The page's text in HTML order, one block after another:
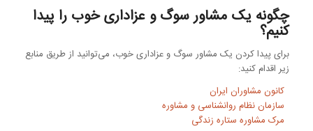
چگونه یک مشاور سوگ و عزاداری خوب را پیدا
کنیم؟
برای پیدا کردن یک مشاور سوگ و عزاداری خوب، می‌توانید از طریق منابع
زیر اقدام کنید:
کانون مشاوران ایران
سازمان نظام روانشناسی و مشاوره
مرک مشاوره ستاره زندگی